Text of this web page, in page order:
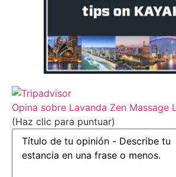
Opina sobre Lavanda Zen Massage
(Haz clic para puntuar)